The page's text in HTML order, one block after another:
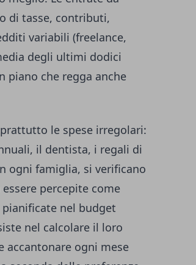
di tasse, contributi,
variabili (freelance,
degli ultimi dodici
piano che regga anche
le spese irregolari:
il dentista, i regali di
ogni famiglia, si verificano
percepite come
nel budget
nel calcolare il loro
accantonare ogni mese